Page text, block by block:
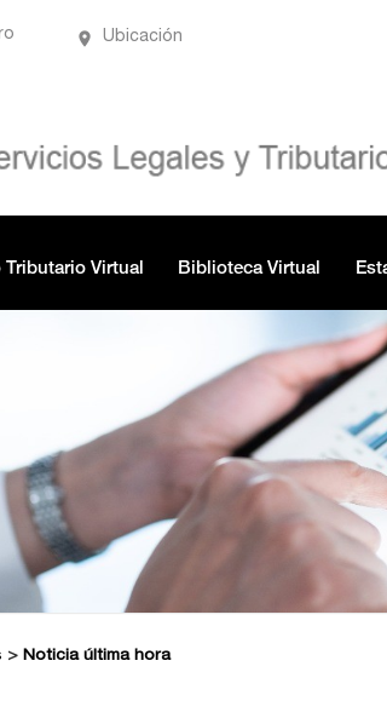
Ubicación
Virtual Biblioteca Virtual
> Noticia última hora